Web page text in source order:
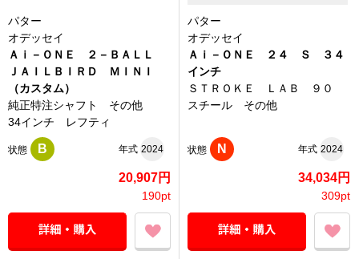
パター
オデッセイ
Ａｉ－ＯＮＥ ２－ＢＡＬＬ
ＪＡＩＬＢＩＲＤ ＭＩＮＩ
（カスタム）
純正特注シャフト その他
34インチ レフティ
状態 B 年式 2024
20,907円
190pt
パター
オデッセイ
Ａｉ－ＯＮＥ ２４ Ｓ ３４
インチ
ＳＴＲＯＫＥ ＬＡＢ ９０
スチール その他
状態 N 年式 2024
34,034円
309pt